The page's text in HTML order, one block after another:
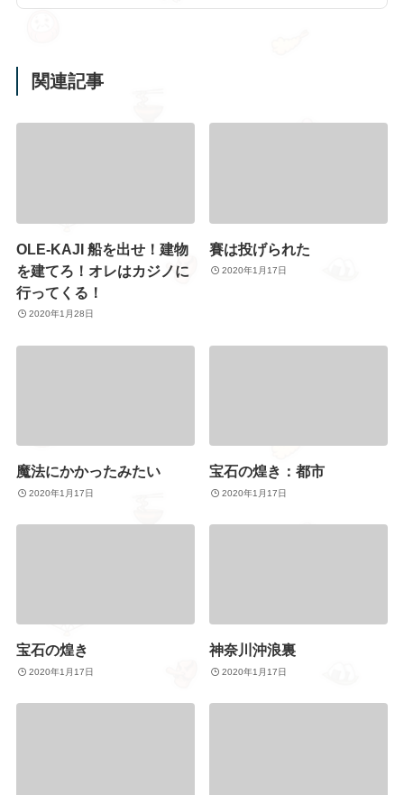
関連記事
OLE-KAJI 船を出せ！建物
を建てろ！オレはカジノに
行ってくる！
2020年1月28日
賽は投げられた
2020年1月17日
魔法にかかったみたい
2020年1月17日
宝石の煌き：都市
2020年1月17日
宝石の煌き
2020年1月17日
神奈川沖浪裏
2020年1月17日